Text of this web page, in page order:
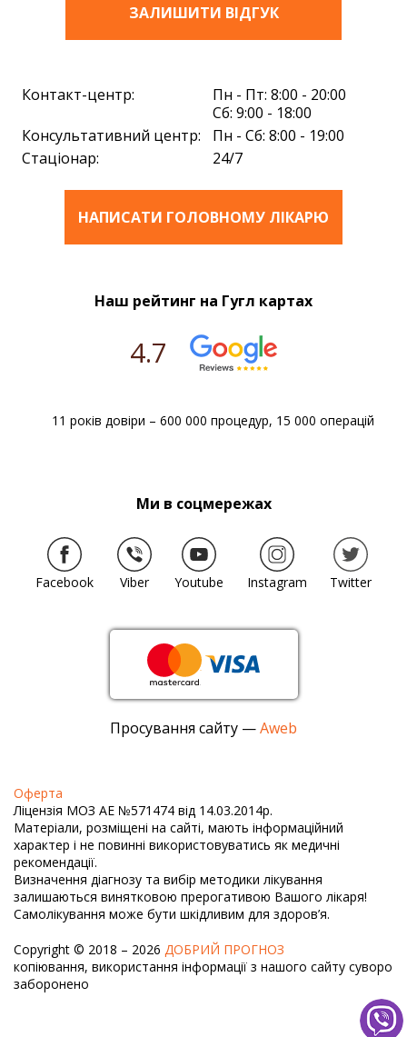
ЗАЛИШИТИ ВIДГУК
Контакт-центр:
Пн - Пт: 8:00 - 20:00
Сб: 9:00 - 18:00
Консультативний центр:
Пн - Сб: 8:00 - 19:00
Стаціонар:
24/7
НАПИСАТИ ГОЛОВНОМУ ЛІКАРЮ
Оферта
Ліцензія МОЗ АЕ №571474 від 14.03.2014р.
Матеріали, розміщені на сайті, мають інформаційний
характер і не повинні використовуватись як медичні
рекомендації.
Визначення діагнозу та вибір методики лікування
залишаються винятковою прерогативою Вашого лікаря!
Самолікування може бути шкідливим для здоров’я.
Copyright © 2018 – 2026 ДОБРИЙ ПРОГНОЗ
копіювання, використання інформації з нашого сайту суворо
заборонено
Наш рейтинг на Гугл картах
4.7
11 років довіри – 600 000 процедур, 15 000 операцій
Ми в соцмережах
Facebook Viber Youtube Instagram Twitter
Просування сайту —Aweb